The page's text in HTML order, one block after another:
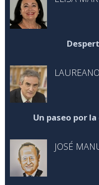
Un paseo por
JOSÉ